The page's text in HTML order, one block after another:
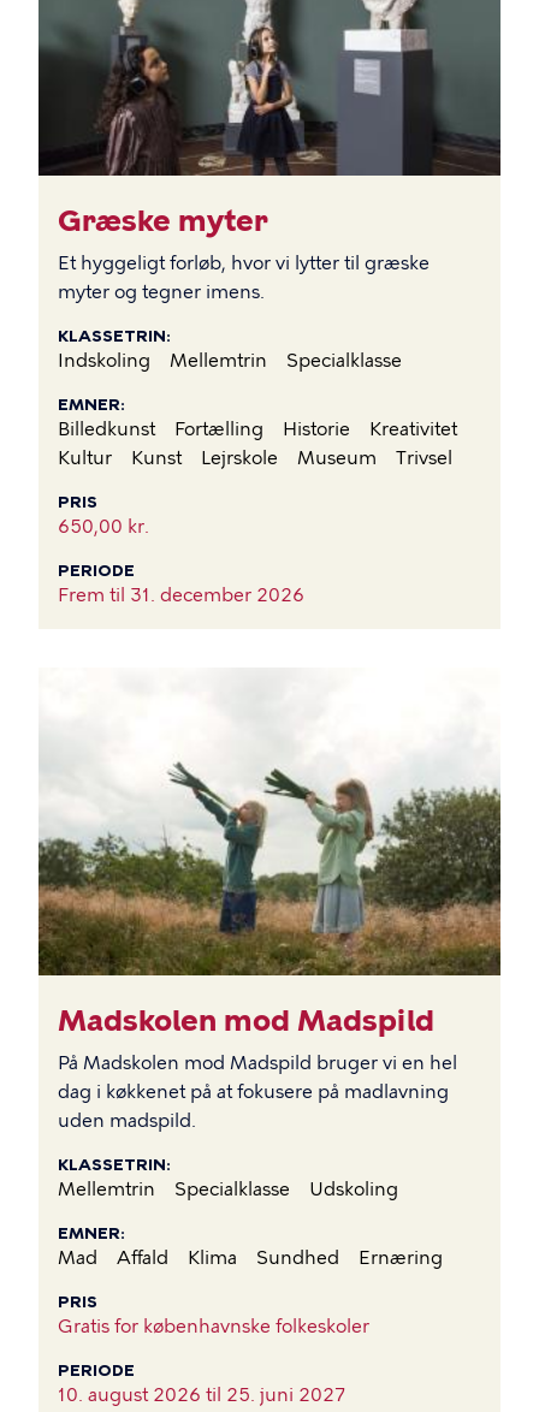
Græske myter
Et hyggeligt forløb, hvor vi lytter til græske
myter og tegner imens.
KLASSETRIN
Indskoling Mellemtrin Specialklasse
EMNER
Billedkunst Fortælling Historie
Kreativitet
Kultur
Kunst Lejrskole Museum Trivsel
PRIS
650,00 kr.
PERIODE
Frem til 31. december 2026
Madskolen mod Madspild
På Madskolen mod Madspild bruger vi en hel
dag i køkkenet på at fokusere på madlavning
uden madspild.
KLASSETRIN
Mellemtrin Specialklasse Udskoling
EMNER
Mad Affald Klima Sundhed Ernæring
PRIS
Gratis for københavnske folkeskoler
PERIODE
10. august 2026 til 25. juni 2027